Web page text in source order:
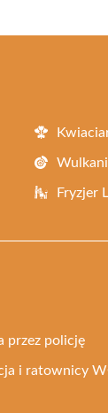
Fryzjer
przez policję
i ratownicy